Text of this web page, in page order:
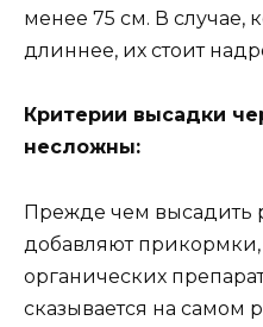
менее 75 см. В случае,
длиннее, их стоит
Критерии высадки
несложны:
Прежде чем высадить
добавляют прикормки,
органических
сказывается на самом